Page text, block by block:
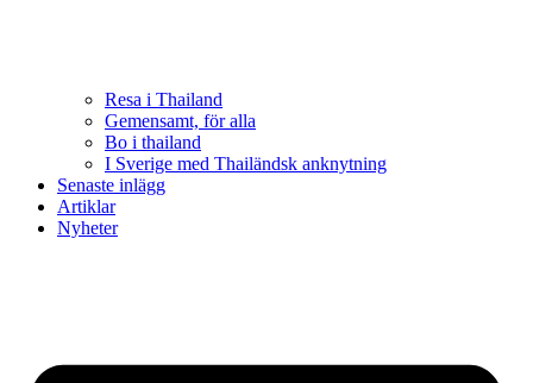
Resa i Thailand
Gemensamt, för alla
Bo i thailand
I Sverige med Thailändsk anknytning
Senaste inlägg
Artiklar
Nyheter